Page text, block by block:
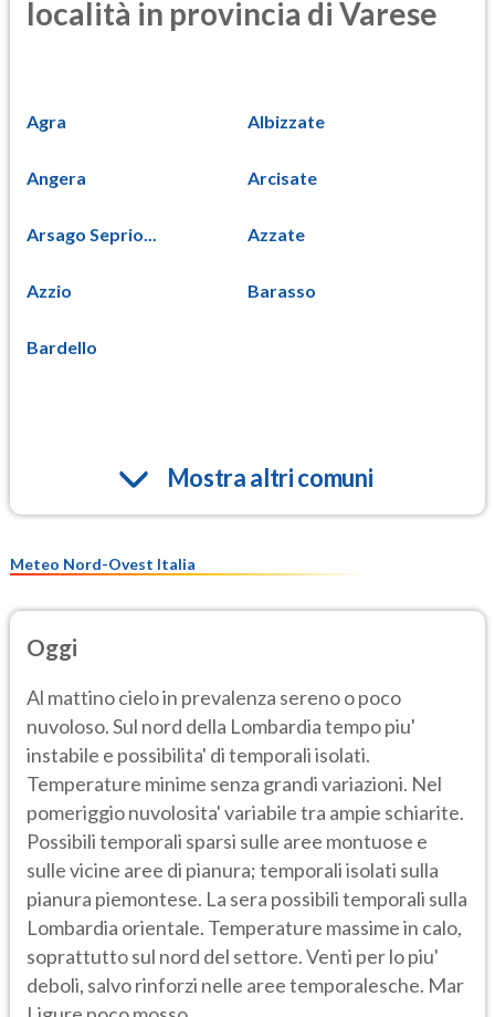
località in provincia di Varese
Agra Albizzate
Angera Arcisate
Arsago Seprio... Azzate
Azzio Barasso
Bardello
Mostra altri comuni
Meteo Nord-Ovest Italia
Oggi
Al mattino cielo in prevalenza sereno o poco
nuvoloso. Sul nord della Lombardia tempo piu'
instabile e possibilita' di temporali isolati.
Temperature minime senza grandi variazioni. Nel
pomeriggio nuvolosita' variabile tra ampie schiarite.
Possibili temporali sparsi sulle aree montuose e
sulle vicine aree di pianura; temporali isolati sulla
pianura piemontese. La sera possibili temporali sulla
Lombardia orientale. Temperature massime in calo,
soprattutto sul nord del settore. Venti per lo piu'
deboli, salvo rinforzi nelle aree temporalesche. Mar